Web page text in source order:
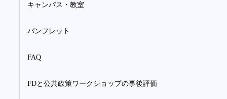
キャンパス・教室
パンフレット
FAQ
FDと公共政策ワークショップの事後評価